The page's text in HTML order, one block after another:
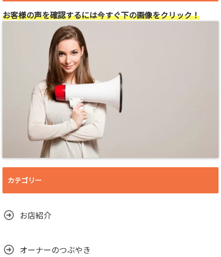
お客様の声を確認するには今すぐ下の画像をクリック！
カテゴリー
お店紹介
オーナーのつぶやき